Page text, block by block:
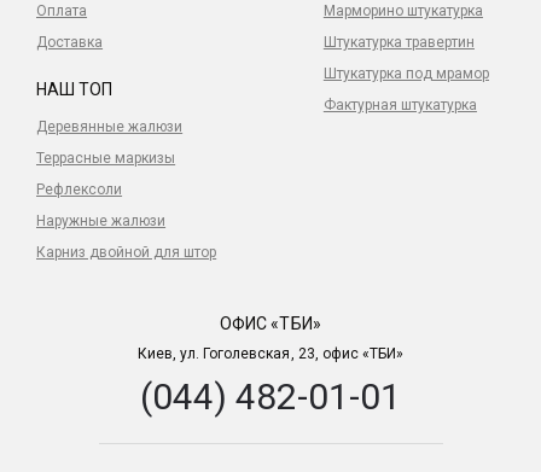
Оплата
Доставка
Марморино штукатурка
Штукатурка травертин
Штукатурка под мрамор
Фактурная штукатурка
НАШ ТОП
Деревянные жалюзи
Террасные маркизы
Рефлексоли
Наружные жалюзи
Карниз двойной для штор
ОФИС «ТБИ»
Киев, ул. Гоголевская, 23, офис «ТБИ»
(044) 482-01-01